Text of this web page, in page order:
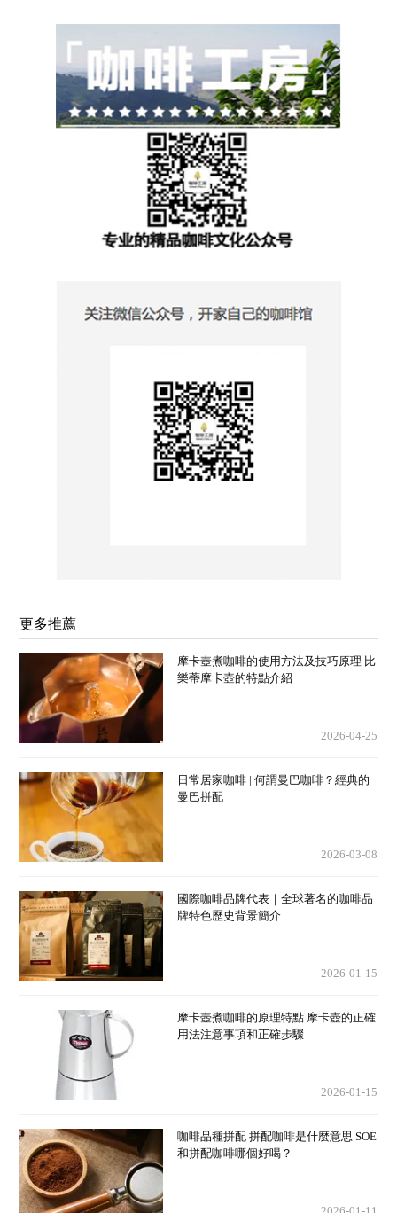
更多推薦
摩卡壺煮咖啡的使用方法及技巧原理 比
樂蒂摩卡壺的特點介紹
2026-04-25
日常居家咖啡 | 何謂曼巴咖啡？經典的
曼巴拼配
2026-03-08
國際咖啡品牌代表｜全球著名的咖啡品
牌特色歷史背景簡介
2026-01-15
摩卡壺煮咖啡的原理特點 摩卡壺的正確
用法注意事項和正確步驟
2026-01-15
咖啡品種拼配 拼配咖啡是什麼意思 SOE
和拼配咖啡哪個好喝？